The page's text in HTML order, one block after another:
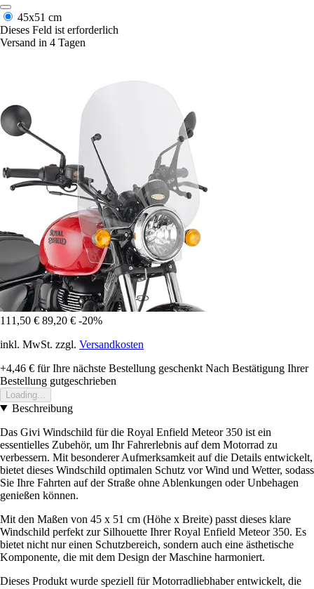
45x51 cm
Dieses Feld ist erforderlich
Versand in 4 Tagen
111,50 € 89,20 € -20%
inkl. MwSt. zzgl. Versandkosten
+4,46 € für Ihre nächste Bestellung geschenkt Nach Bestätigung Ihrer
Bestellung gutgeschrieben
Loading...
Beschreibung
Das Givi Windschild für die Royal Enfield Meteor 350 ist ein
essentielles Zubehör, um Ihr Fahrerlebnis auf dem Motorrad zu
verbessern. Mit besonderer Aufmerksamkeit auf die Details entwickelt,
bietet dieses Windschild optimalen Schutz vor Wind und Wetter, sodass
Sie Ihre Fahrten auf der Straße ohne Ablenkungen oder Unbehagen
genießen können.
Mit den Maßen von 45 x 51 cm (Höhe x Breite) passt dieses klare
Windschild perfekt zur Silhouette Ihrer Royal Enfield Meteor 350. Es
bietet nicht nur einen Schutzbereich, sondern auch eine ästhetische
Komponente, die mit dem Design der Maschine harmoniert.
Dieses Produkt wurde speziell für Motorradliebhaber entwickelt, die